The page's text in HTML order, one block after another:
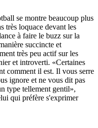
se montre beaucoup plus
très loquace devant les
à faire le buzz sur la
succincte et
très peu actif sur les
et introverti. «Certaines
comment il est. Il vous serre
ignore et ne vous dit pas
type tellement gentil»,
qui préfère s'exprimer